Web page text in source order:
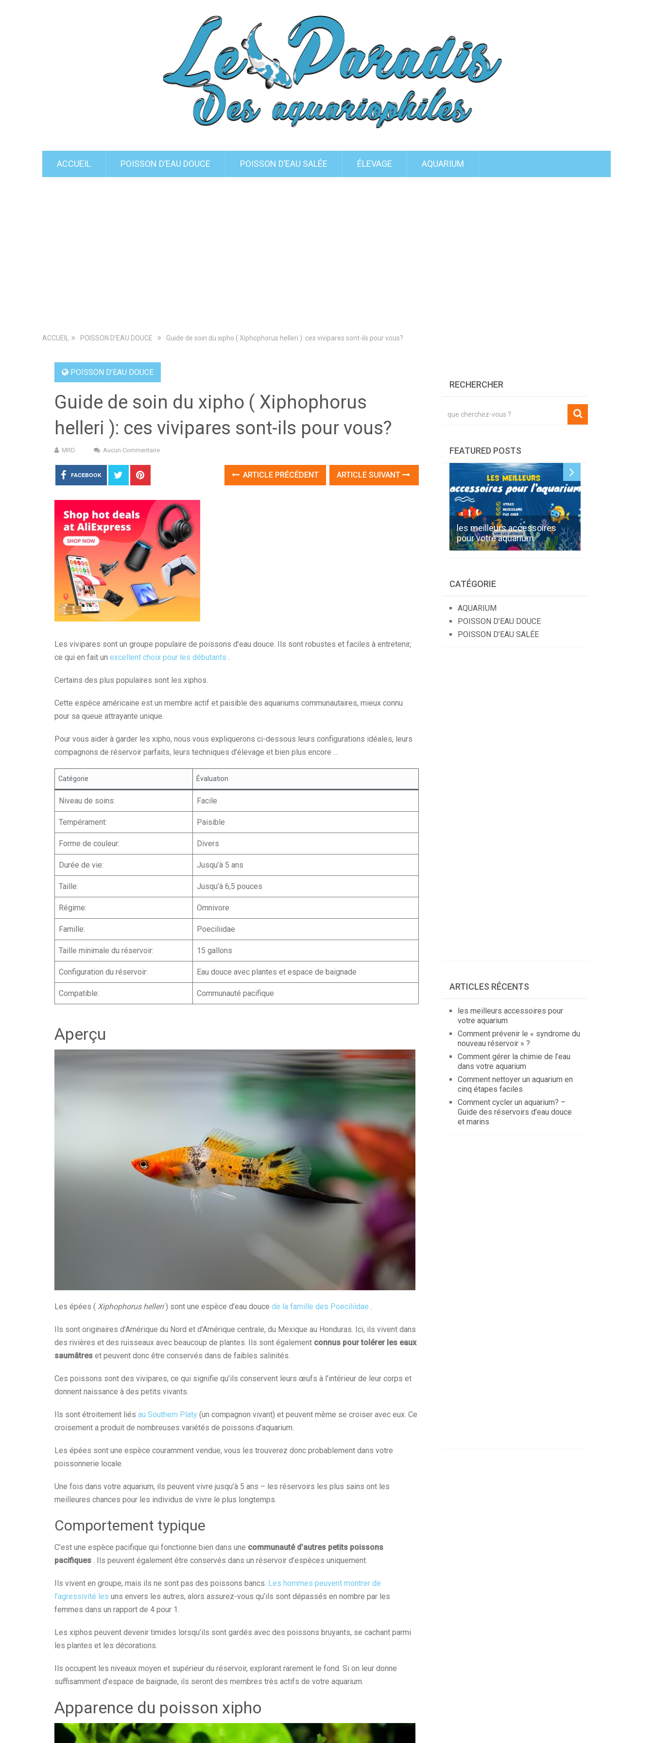
ACCUEIL POISSON D’EAU DOUCE POISSON D’EAU SALÉE ÉLEVAGE AQUARIUM
ACCUEIL POISSON D’EAU DOUCE Guide de soin du xipho ( Xiphophorus helleri ): ces vivipares sont-ils pour vous?
POISSON D’EAU DOUCE
Guide de soin du xipho ( Xiphophorus
helleri ): ces vivipares sont-ils pour vous?
MRD Aucun Commentaire
FACEBOOK ARTICLE PRÉCÉDENT ARTICLE SUIVANT
Les vivipares sont un groupe populaire de poissons d’eau douce. Ils sont robustes et faciles à entretenir,
ce qui en fait un excellent choix pour les débutants .
Certains des plus populaires sont les xiphos.
Cette espèce américaine est un membre actif et paisible des aquariums communautaires, mieux connu
pour sa queue attrayante unique.
Pour vous aider à garder les xipho, nous vous expliquerons ci-dessous leurs configurations idéales, leurs
compagnons de réservoir parfaits, leurs techniques d’élevage et bien plus encore …
Catégorie Évaluation
Niveau de soins: Facile
Tempérament: Paisible
Forme de couleur: Divers
Durée de vie: Jusqu’à 5 ans
Taille: Jusqu’à 6,5 pouces
Régime: Omnivore
Famille: Poeciliidae
Taille minimale du réservoir: 15 gallons
Configuration du réservoir: Eau douce avec plantes et espace de baignade
Compatible: Communauté pacifique
Aperçu
Les épées ( Xiphophorus helleri) sont une espèce d’eau douce de la famille des Poeciliidae .
Ils sont originaires d’Amérique du Nord et d’Amérique centrale, du Mexique au Honduras. Ici, ils vivent dans
des rivières et des ruisseaux avec beaucoup de plantes. Ils sont également connus pour tolérer les eaux
saumâtres et peuvent donc être conservés dans de faibles salinités.
Ces poissons sont des vivipares, ce qui signifie qu’ils conservent leurs œufs à l’intérieur de leur corps et
donnent naissance à des petits vivants.
Ils sont étroitement liés au Southern Platy (un compagnon vivant) et peuvent même se croiser avec eux. Ce
croisement a produit de nombreuses variétés de poissons d’aquarium.
Les épées sont une espèce couramment vendue, vous les trouverez donc probablement dans votre
poissonnerie locale.
Une fois dans votre aquarium, ils peuvent vivre jusqu’à 5 ans – les réservoirs les plus sains ont les
meilleures chances pour les individus de vivre le plus longtemps.
Comportement typique
C’est une espèce pacifique qui fonctionne bien dans une communauté d’autres petits poissons
pacifiques . Ils peuvent également être conservés dans un réservoir d’espèces uniquement.
Ils vivent en groupe, mais ils ne sont pas des poissons bancs. Les hommes peuvent montrer de
l’agressivité les uns envers les autres, alors assurez-vous qu’ils sont dépassés en nombre par les
femmes dans un rapport de 4 pour 1.
Les xiphos peuvent devenir timides lorsqu’ils sont gardés avec des poissons bruyants, se cachant parmi
les plantes et les décorations.
Ils occupent les niveaux moyen et supérieur du réservoir, explorant rarement le fond. Si on leur donne
suffisamment d’espace de baignade, ils seront des membres très actifs de votre aquarium.
Apparence du poisson xipho
RECHERCHER
FEATURED POSTS
les meilleurs accessoires
pour votre aquarium
CATÉGORIE
AQUARIUM
POISSON D’EAU DOUCE
POISSON D’EAU SALÉE
ARTICLES RÉCENTS
les meilleurs accessoires pour
votre aquarium
Comment prévenir le « syndrome du
nouveau réservoir » ?
Comment gérer la chimie de l’eau
dans votre aquarium
Comment nettoyer un aquarium en
cinq étapes faciles
Comment cycler un aquarium? –
Guide des réservoirs d’eau douce
et marins